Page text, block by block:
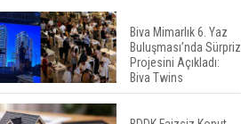
Yüksek Seviyesinde
TOKİ 51 İlde 540 Konut
ve İş Yerini Satışa
Sunuyor
Biva Mimarlık 6. Yaz
Buluşması’nda Sürpriz
Projesini Açıkladı:
Biva Twins